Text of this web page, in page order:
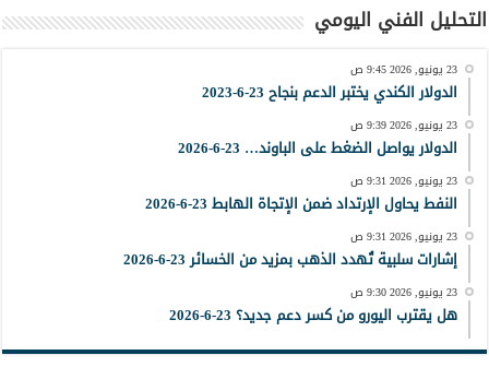
التحليل الفني اليومي
23 يونيو, 2026 9:45 ص
الدولار الكندي يختبر الدعم بنجاح 23-6-2023
23 يونيو, 2026 9:39 ص
الدولار يواصل الضغط على الباوند… 23-6-2026
23 يونيو, 2026 9:31 ص
النفط يحاول الإرتداد ضمن الإتجاة الهابط 23-6-2026
23 يونيو, 2026 9:31 ص
إشارات سلبية تُهدد الذهب بمزيد من الخسائر 23-6-2026
23 يونيو, 2026 9:30 ص
هل يقترب اليورو من كسر دعم جديد؟ 23-6-2026